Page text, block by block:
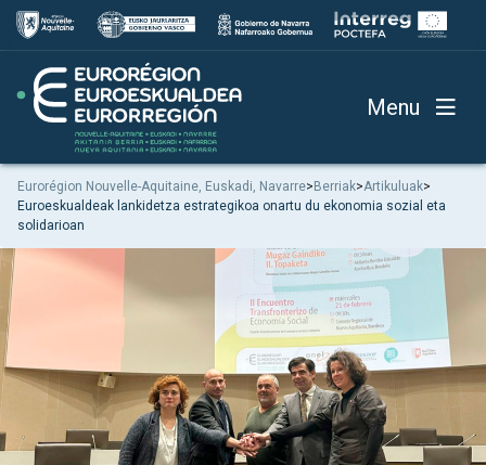
Menu
Eurorégion Nouvelle-Aquitaine, Euskadi, Navarre> Berriak>Artikuluak>
Euroeskualdeak lankidetza estrategikoa onartu du ekonomia sozial eta
solidarioan